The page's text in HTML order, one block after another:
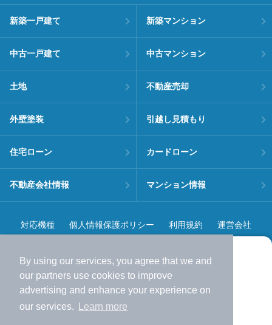
By using our services, you agree that we and
our partners use cookies to improve
advertising and enhance your experience on
our services.
Learn more
より使いやすくなった
アプリで物件探ししませんか？
サクサク動く地図で物件検索
新築一戸建て 新築マンション
中古一戸建て 中古マンション
土地 不動産売却
外壁塗装 引越し見積もり
住宅ローン カードローン
不動産会社情報 マンション情報
対応機種 個人情報保護ポリシー 利用規約 運営会社